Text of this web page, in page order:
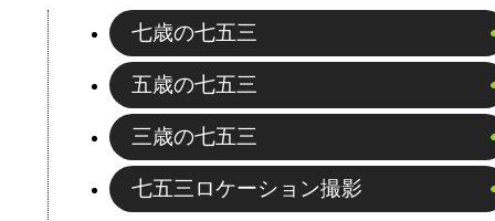
七歳の七五三
五歳の七五三
三歳の七五三
七五三ロケーション撮影